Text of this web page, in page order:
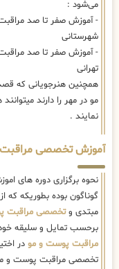
می‌شود :
- آموزش صفر تا صد
شهرستانی
- آموزش صفر تا صد
تهرانی
همچنین هنرجویانی که
مو در مهر را دارند
نمایند .
آموزش تخصصی
نحوه برگزاری دوره های
گوناگون بوده بطوریکه که
مبتدی وتخصصی مراقبت
برحسب تمایل و سلیقه
مراقبت پوست و مو در
تخصصی مراقبت پوست و